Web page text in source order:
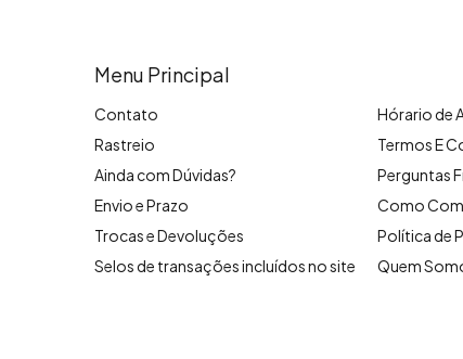
Menu Principal
Contato
Rastreio
Ainda com Dúvidas?
Envio e Prazo
Trocas e Devoluções
Selos de transações incluídos no site
Hórario de
Termos E
Perguntas
Como
Política de
Quem